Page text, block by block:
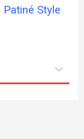
Style